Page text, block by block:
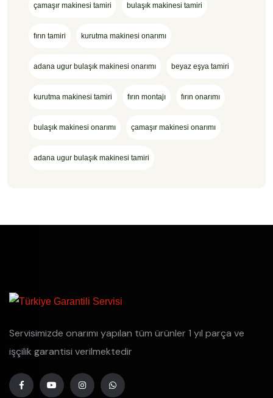
çamaşır makinesi tamiri bulaşık makinesi tamiri
fırın tamiri kurutma makinesi onarımı
adana ugur bulaşık makinesi onarımı beyaz eşya tamiri
kurutma makinesi tamiri fırın montajı fırın onarımı
bulaşık makinesi onarımı çamaşır makinesi onarımı
adana ugur bulaşık makinesi tamiri
Servisimizde onarımı yapılan tüm ürünler 1 yıl parça ve
işçilik garantisi verilmektedir